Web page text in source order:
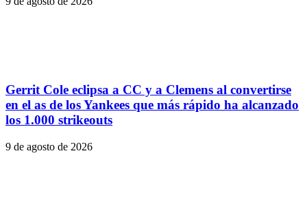
Gerrit Cole eclipsa a CC y a Clemens al convertirse
en el as de los Yankees que más rápido ha alcanzado
los 1.000 strikeouts
9 de agosto de 2026